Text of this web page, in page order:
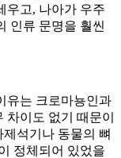
우고, 나아가 우주
인류 문명을 훨씬
유는 크로마뇽인과
이도 없기 때문이
석기나 동물의 뼈
정체되어 있었을